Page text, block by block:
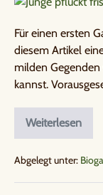
Für einen ersten
diesem Artikel
milden
kannst.
Weiterlesen
Abgelegt unter: